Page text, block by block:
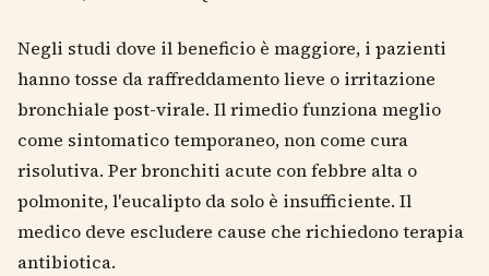
Negli studi dove il beneficio è maggiore, i pazienti
hanno tosse da raffreddamento lieve o irritazione
bronchiale post-virale. Il rimedio funziona meglio
come sintomatico temporaneo, non come cura
risolutiva. Per bronchiti acute con febbre alta o
polmonite, l'eucalipto da solo è insufficiente. Il
medico deve escludere cause che richiedono terapia
antibiotica.